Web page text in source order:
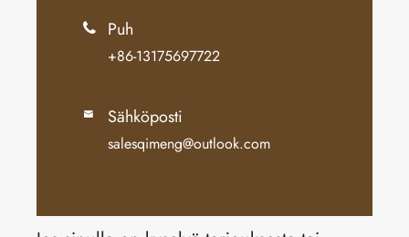
 Puh
+86-13175697722
 Sähköposti
salesqimeng@outlook.com